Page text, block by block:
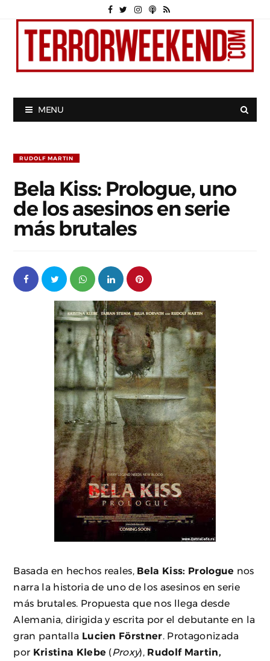
MENU
RUDOLF MARTIN
Bela Kiss: Prologue, uno
de los asesinos en serie
más brutales
Basada en hechos reales, Bela Kiss: Prologue nos
narra la historia de uno de los asesinos en serie
más brutales. Propuesta que nos llega desde
Alemania, dirigida y escrita por el debutante en la
gran pantalla Lucien Förstner . Protagonizada
por Kristina Klebe (Proxy), Rudolf Martin,